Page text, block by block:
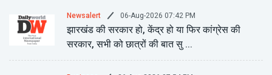
Newsalert 06-Aug-2026 07:42 PM
झारखंड की सरकार हो, केंद्र हो या फिर कांग्रेस की
सरकार, सभी को छात्रों की बात सु ...